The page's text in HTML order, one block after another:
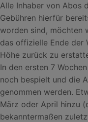
Alle Inhaber von Abos
Gebühren hierfür
worden sind, möchten
das offizielle Ende der
Höhe zurück zu
In den ersten 7
noch bespielt und die
genommen werden.
März oder April hinzu
bekanntermaßen